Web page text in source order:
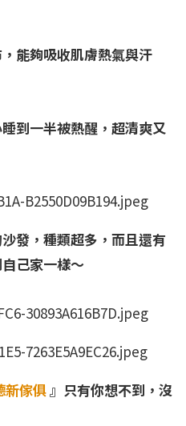
能夠吸收肌膚熱氣與汗
到一半被熱醒，超清爽又
發，種類超多，而且還有
己家一樣～
新傢俱』只有你想不到，沒